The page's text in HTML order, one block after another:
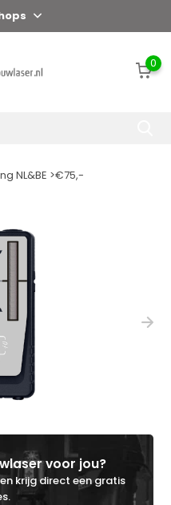
0
NL&BE >€75,-
voor jou?
krijg direct een gratis